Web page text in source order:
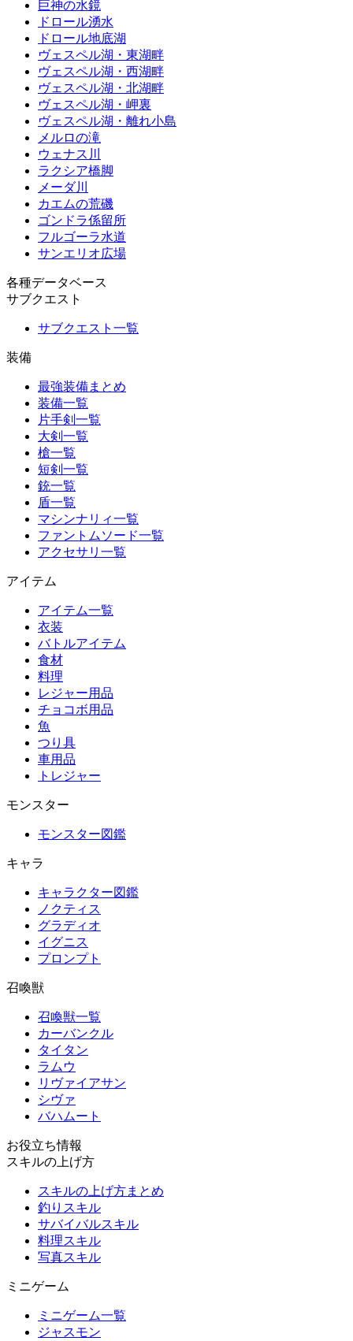
巨神の水鏡
ドロール湧水
ドロール地底湖
ヴェスペル湖・東湖畔
ヴェスペル湖・西湖畔
ヴェスペル湖・北湖畔
ヴェスペル湖・岬裏
ヴェスペル湖・離れ小島
メルロの滝
ウェナス川
ラクシア橋脚
メーダ川
カエムの荒磯
ゴンドラ係留所
フルゴーラ水道
サンエリオ広場
各種データベース
サブクエスト
サブクエスト一覧
装備
最強装備まとめ
装備一覧
片手剣一覧
大剣一覧
槍一覧
短剣一覧
銃一覧
盾一覧
マシンナリィ一覧
ファントムソード一覧
アクセサリ一覧
アイテム
アイテム一覧
衣装
バトルアイテム
食材
料理
レジャー用品
チョコボ用品
魚
つり具
車用品
トレジャー
モンスター
モンスター図鑑
キャラ
キャラクター図鑑
ノクティス
グラディオ
イグニス
プロンプト
召喚獣
召喚獣一覧
カーバンクル
タイタン
ラムウ
リヴァイアサン
シヴァ
バハムート
お役立ち情報
スキルの上げ方
スキルの上げ方まとめ
釣りスキル
サバイバルスキル
料理スキル
写真スキル
ミニゲーム
ミニゲーム一覧
ジャスモン